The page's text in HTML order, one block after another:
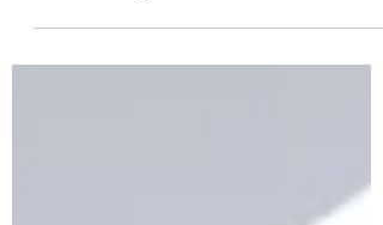
prevale sull'interesse